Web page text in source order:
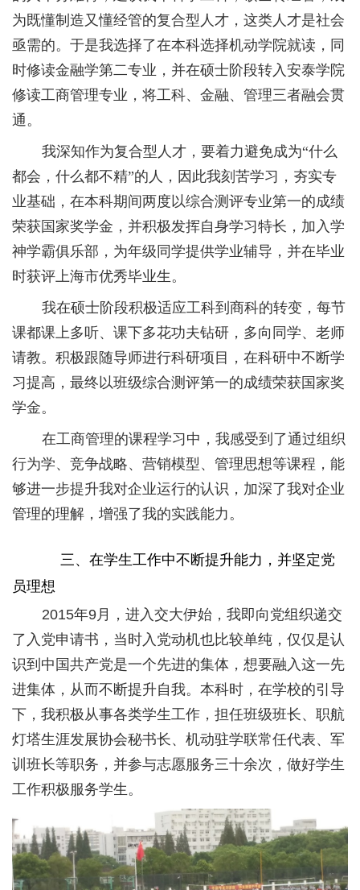
为既懂制造又懂经管的复合型人才，这类人才是社会
亟需的。于是我选择了在本科选择机动学院就读，同
时修读金融学第二专业，并在硕士阶段转入安泰学院
修读工商管理专业，将工科、金融、管理三者融会贯
通。
我深知作为复合型人才，要着力避免成为“什么
都会，什么都不精”的人，因此我刻苦学习，夯实专
业基础，在本科期间两度以综合测评专业第一的成绩
荣获国家奖学金，并积极发挥自身学习特长，加入学
神学霸俱乐部，为年级同学提供学业辅导，并在毕业
时获评上海市优秀毕业生。
我在硕士阶段积极适应工科到商科的转变，每节
课都课上多听、课下多花功夫钻研，多向同学、老师
请教。积极跟随导师进行科研项目，在科研中不断学
习提高，最终以班级综合测评第一的成绩荣获国家奖
学金。
在工商管理的课程学习中，我感受到了通过组织
行为学、竞争战略、营销模型、管理思想等课程，能
够进一步提升我对企业运行的认识，加深了我对企业
管理的理解，增强了我的实践能力。
三、在学生工作中不断提升能力，并坚定党
员理想
2015年9月，进入交大伊始，我即向党组织递交
了入党申请书，当时入党动机也比较单纯，仅仅是认
识到中国共产党是一个先进的集体，想要融入这一先
进集体，从而不断提升自我。本科时，在学校的引导
下，我积极从事各类学生工作，担任班级班长、职航
灯塔生涯发展协会秘书长、机动驻学联常任代表、军
训班长等职务，并参与志愿服务三十余次，做好学生
工作积极服务学生。